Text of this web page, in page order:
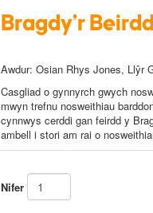
Bragdy'r Beirdd
Awdur: Osian Rhys Jones, Llŷr
Casgliad o gynnyrch gwych
mwyn trefnu nosweithiau
cynnwys cerddi gan feirdd y
ambell i stori am rai o
Nifer